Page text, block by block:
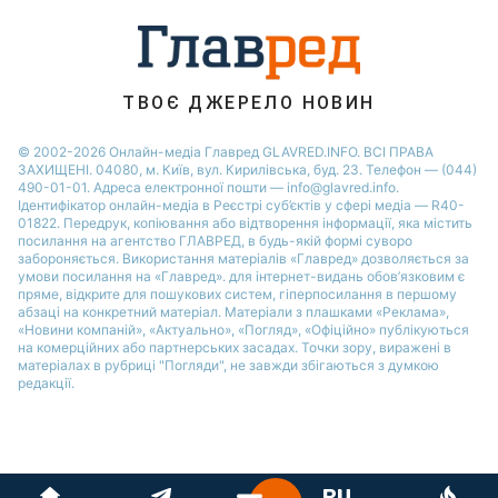
ТВОЄ ДЖЕРЕЛО НОВИН
© 2002-2026 Онлайн-медіа Главред GLAVRED.INFO. ВСІ ПРАВА
ЗАХИЩЕНІ. 04080, м. Київ, вул. Кирилівська, буд. 23. Телефон — (044)
490-01-01. Адреса електронної пошти — info@glavred.info.
Ідентифікатор онлайн-медіа в Реєстрі суб’єктів у сфері медіа — R40-
01822. Передрук, копіювання або відтворення інформації, яка містить
посилання на агентство ГЛАВРЕД, в будь-якій формi суворо
забороняється. Використання матеріалів «Главред» дозволяється за
умови посилання на «Главред». для інтернет-видань обов’язковим є
пряме, відкрите для пошукових систем, гіперпосилання в першому
абзаці на конкретний матеріал. Матеріали з плашками «Реклама»,
«Новини компаній», «Актуально», «Погляд», «Офіційно» публікуються
на комерційних або партнерських засадах. Точки зору, виражені в
матеріалах в рубриці "Погляди", не завжди збігаються з думкою
редакції.